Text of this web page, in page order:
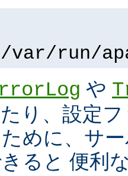
run/
や
り、設定
めに、サ
ると 便利